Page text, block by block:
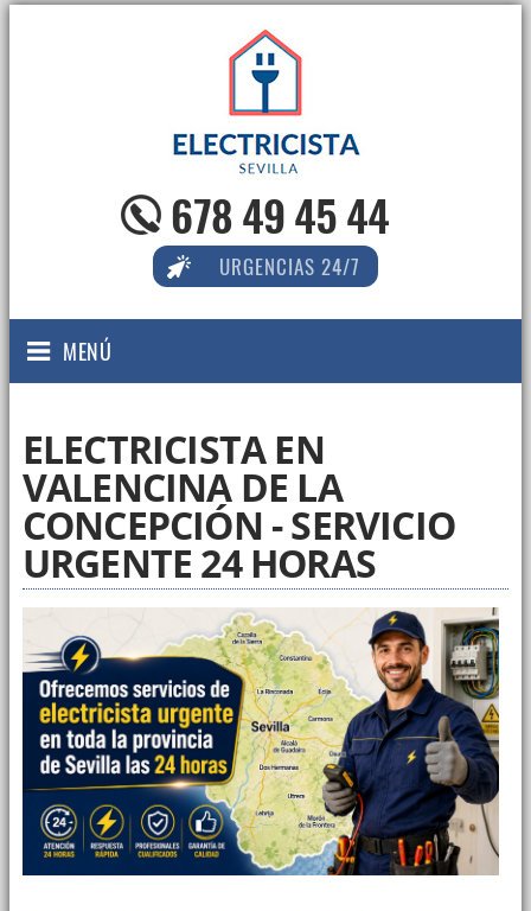
678 49 45 44
URGENCIAS 24/7
MENÚ
ELECTRICISTA EN
VALENCINA DE LA
CONCEPCIÓN - SERVICIO
URGENTE 24 HORAS